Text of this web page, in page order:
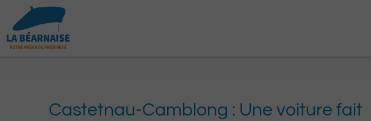
contenu
Castetnau-Camblong : Une voiture fait